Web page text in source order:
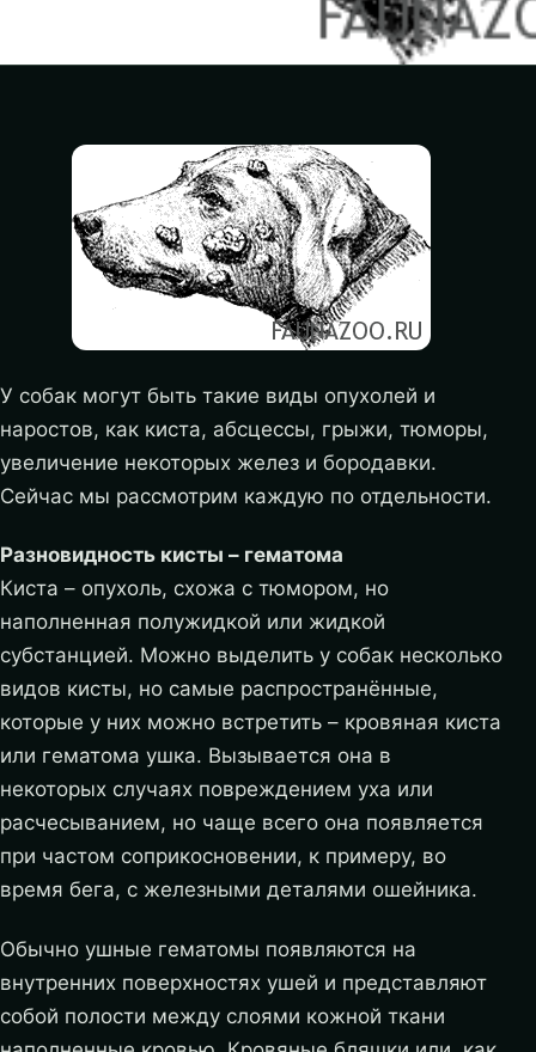
У собак могут быть такие виды опухолей и
наростов, как киста, абсцессы, грыжи, тюморы,
увеличение некоторых желез и бородавки.
Сейчас мы рассмотрим каждую по отдельности.
Разновидность кисты – гематома
Киста – опухоль, схожа с тюмором, но
наполненная полужидкой или жидкой
субстанцией. Можно выделить у собак несколько
видов кисты, но самые распространённые,
которые у них можно встретить – кровяная киста
или гематома ушка. Вызывается она в
некоторых случаях повреждением уха или
расчесыванием, но чаще всего она появляется
при частом соприкосновении, к примеру, во
время бега, с железными деталями ошейника.
Обычно ушные гематомы появляются на
внутренних поверхностях ушей и представляют
собой полости между слоями кожной ткани